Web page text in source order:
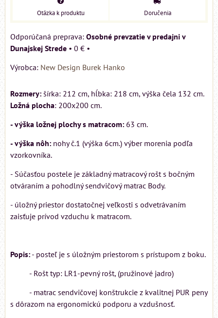
Otázka k produktu Doručenia
Osobné prevzatie v predajni v
Dunajskej Strede • 0 € •
Výrobca: New Design Burek Hanko
Rozmery: šírka: 212 cm, hĺbka: 218 cm, výška čela 132 cm.
Ložná plocha: 200x200 cm.
- výška ložnej plochy s matracom: 63 cm.
- výška nôh: nohy č.1 (výška 6cm.) výber morenia podľa
vzorkovníka.
- Súčasťou postele je základný matracový rošt s bočným
otváraním a pohodlný sendvičový matrac Body.
- úložný priestor dostatočnej veľkosti s odvetrávaním
zaisťuje prívod vzduchu k matracom.
Popis: - posteľ je s úložným priestorom s prístupom z boku.
- Rošt typ: LR1-pevný rošt, (pružinové jadro)
- matrac sendvičovej konštrukcie z kvalitnej PUR peny
s dôrazom na ergonomickú podporu a vzdušnosť.